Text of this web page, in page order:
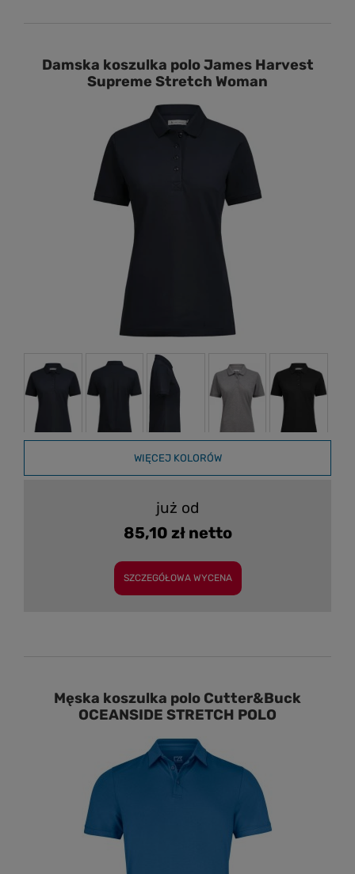
Damska koszulka polo James Harvest
Supreme Stretch Woman
WIĘCEJ KOLORÓW
już od
85,10 zł netto
SZCZEGÓŁOWA WYCENA
Męska koszulka polo Cutter&Buck
OCEANSIDE STRETCH POLO